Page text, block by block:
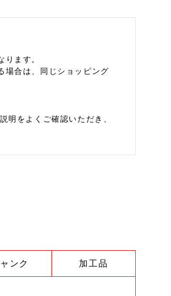
ります。
場合は、同じショッピング
明をよくご確認いただき、
ンク 加工品